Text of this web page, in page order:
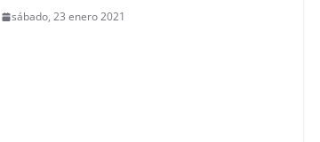
sábado, 23 enero 2021